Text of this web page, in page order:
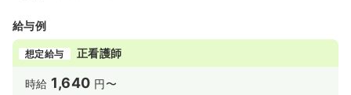
給与例
想定給与 正看護師
時給 1,640 円〜